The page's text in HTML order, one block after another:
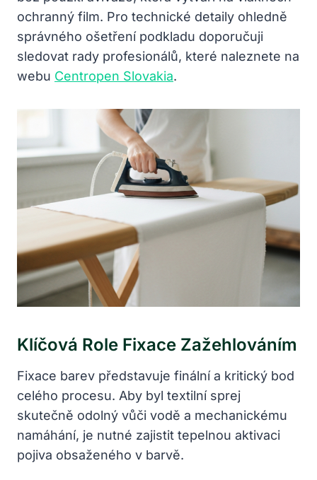
ochranný film. Pro technické detaily ohledně
správného ošetření podkladu doporučuji
sledovat rady profesionálů, které naleznete na
webu Centropen Slovakia.
Klíčová Role Fixace Zažehlováním
Fixace barev představuje finální a kritický bod
celého procesu. Aby byl textilní sprej
skutečně odolný vůči vodě a mechanickému
namáhání, je nutné zajistit tepelnou aktivaci
pojiva obsaženého v barvě.